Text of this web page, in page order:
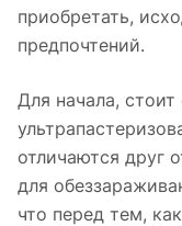
приобретать,
предпочтений.
Для начала, стоит
отличаются друг
для
что перед тем,